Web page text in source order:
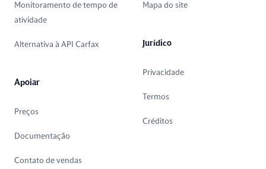
Monitoramento de tempo de
atividade
Alternativa à API Carfax
Apoiar
Preços
Documentação
Contato de vendas
Mapa do site
Jurídico
Privacidade
Termos
Créditos